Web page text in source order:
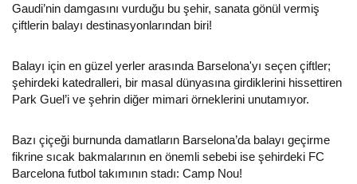
Gaudi’nin damgasını vurduğu bu şehir, sanata gönül vermiş
çiftlerin balayı destinasyonlarından biri!
Balayı için en güzel yerler arasında Barselona'yı seçen çiftler;
şehirdeki katedralleri, bir masal dünyasına girdiklerini hissettiren
Park Guel’i ve şehrin diğer mimari örneklerini unutamıyor.
Bazı çiçeği burnunda damatların Barselona’da balayı geçirme
fikrine sıcak bakmalarının en önemli sebebi ise şehirdeki FC
Barcelona futbol takımının stadı: Camp Nou!